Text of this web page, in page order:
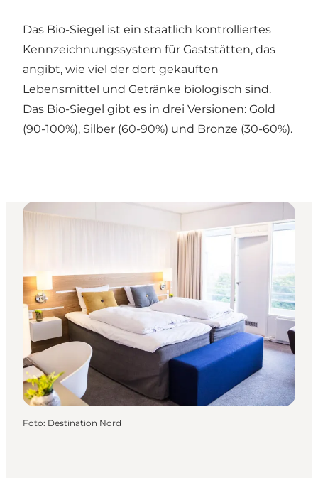
Das Bio-Siegel ist ein staatlich kontrolliertes
Kennzeichnungssystem für Gaststätten, das
angibt, wie viel der dort gekauften
Lebensmittel und Getränke biologisch sind.
Das Bio-Siegel gibt es in drei Versionen: Gold
(90-100%), Silber (60-90%) und Bronze (30-60%).
Foto: Destination Nord